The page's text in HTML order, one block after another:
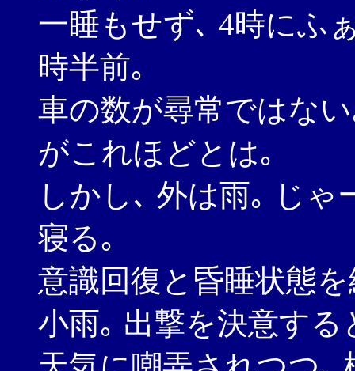
一睡もせず､ 4時にふ
時半前｡
車の数が尋常ではな
がこれほどとは｡
しかし､ 外は雨｡ じ
寝る｡
意識回復と昏睡状態
小雨｡ 出撃を決意す